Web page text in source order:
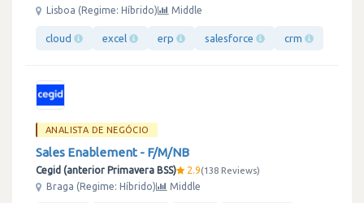
Lisboa (Regime: Híbrido)
Middle
cloud excel erp salesforce crm
ANALISTA DE NEGÓCIO
Sales Enablement - F/M/NB
Cegid (anterior Primavera BSS) 2.9 138 Reviews
Braga (Regime: Híbrido)
Middle